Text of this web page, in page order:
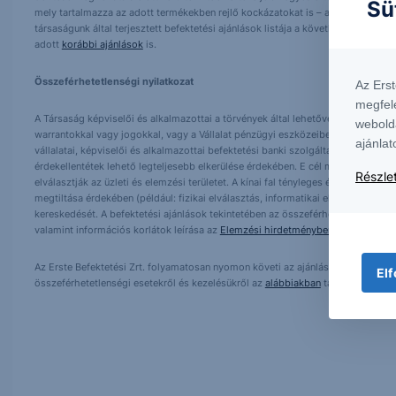
mely tartalmazza az adott termékekben rejlő kockázatokat is – a
társaságunk által terjesztett befektetési ajánlások listája a következő helyen
adott korábbi ajánlásokis.
Összeférhetetlenségi nyilatkozat
A Társaság képviselői és alkalmazottai a törvények által lehetővé tett
warrantokkal vagy jogokkal, vagy a Vállalat pénzügyi eszközeiben vagy más
vállalatai, képviselői és alkalmazottai befektetési banki szolgáltatásokat
érdekellentétek lehető legteljesebb elkerülése érdekében. E cél
elválasztják az üzleti és elemzési területet. A kínai fal tényleges és virtuális
megtiltása érdekében (például: fizikai elválasztás, informatikai elválasztás).
kereskedését. A befektetési ajánlások tekintetében az összeférhetetlenség
valamint információs korlátok leírása az Elemzési hirdetményben
Az Erste Befektetési Zrt. folyamatosan nyomon követi az ajánlásban foglalt
összeférhetetlenségi esetekről és kezelésükről az alábbiakbantájékozódhat.
Az